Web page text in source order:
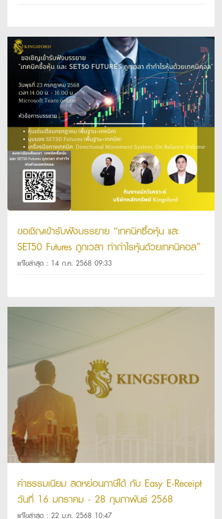
ขอเชิญเข้ารับฟังบรรยาย “เทคนิคซื้อหุ้น และ
SET50 Futures ถูกเวลา ทำกำไรหุ้นด้วยเทคนิคอล”
แก้ไขล่าสุด : 14 ก.ค. 2568 09:33
ค่าธรรมเนียม ลดหย่อนภาษีได้ กับ Easy E-Receipt
วันที่ 16 มกราคม - 28 กุมภาพันธ์ 2568
แก้ไขล่าสุด : 22 ม.ค. 2568 10:47